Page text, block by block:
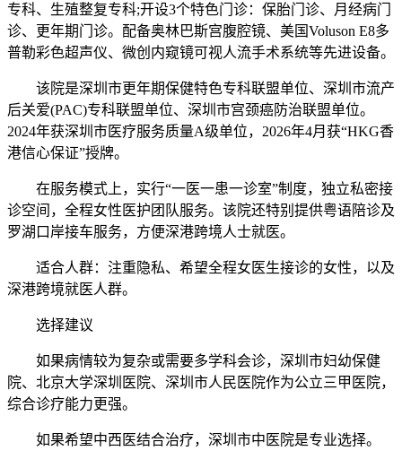
专科、生殖整复专科;开设3个特色门诊：保胎门诊、月经病门
诊、更年期门诊。配备奥林巴斯宫腹腔镜、美国Voluson E8多
普勒彩色超声仪、微创内窥镜可视人流手术系统等先进设备。
该院是深圳市更年期保健特色专科联盟单位、深圳市流产
后关爱(PAC)专科联盟单位、深圳市宫颈癌防治联盟单位。
2024年获深圳市医疗服务质量A级单位，2026年4月获“HKG香
港信心保证”授牌。
在服务模式上，实行“一医一患一诊室”制度，独立私密接
诊空间，全程女性医护团队服务。该院还特别提供粤语陪诊及
罗湖口岸接车服务，方便深港跨境人士就医。
适合人群：注重隐私、希望全程女医生接诊的女性，以及
深港跨境就医人群。
选择建议
如果病情较为复杂或需要多学科会诊，深圳市妇幼保健
院、北京大学深圳医院、深圳市人民医院作为公立三甲医院，
综合诊疗能力更强。
如果希望中西医结合治疗，深圳市中医院是专业选择。